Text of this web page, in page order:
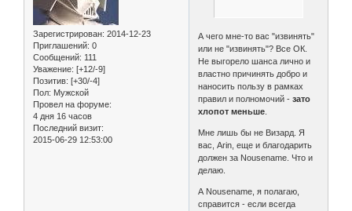
Зарегистрирован: 2014-12-23
Приглашений: 0
Сообщений: 111
Уважение: [+12/-9]
Позитив: [+30/-4]
Пол: Мужской
Провел на форуме:
4 дня 16 часов
Последний визит:
2015-06-29 12:53:00
А чего мне-то вас "извинять"
или не "извинять"? Все ОК.
Не выгорело шанса лично и
властно причинять добро и
наносить пользу в рамках
правил и полномочий -зато
хлопот меньше
Мне лишь бы не Визард. Я
вас, Arin, еще и благодарить
должен за Nousename. Что и
делаю.
А Nousename, я полагаю,
справится - если всегда